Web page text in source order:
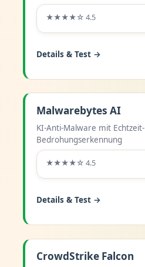
★★★★☆ 4.5
Details & Test →
Malwarebytes AI
KI-Anti-Malware mit Echtzeit-
Bedrohungserkennung
★★★★☆ 4.5
Details & Test →
CrowdStrike Falcon